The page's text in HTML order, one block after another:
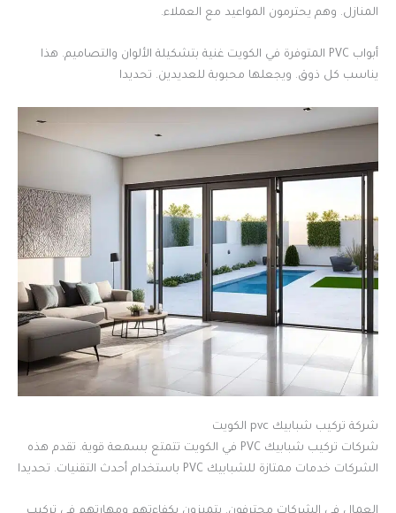
المنازل. وهم يحترمون المواعيد مع العملاء.
أبواب PVC المتوفرة في الكويت غنية بتشكيلة الألوان والتصاميم. هذا
يناسب كل ذوق. ويجعلها محبوبة للعديدين. تحديدا
شركة تركيب شبابيك pvc الكويت
شركات تركيب شبابيك PVC في الكويت تتمتع بسمعة قوية. تقدم هذه
الشركات خدمات ممتازة للشبابيك PVC باستخدام أحدث التقنيات. تحديدا